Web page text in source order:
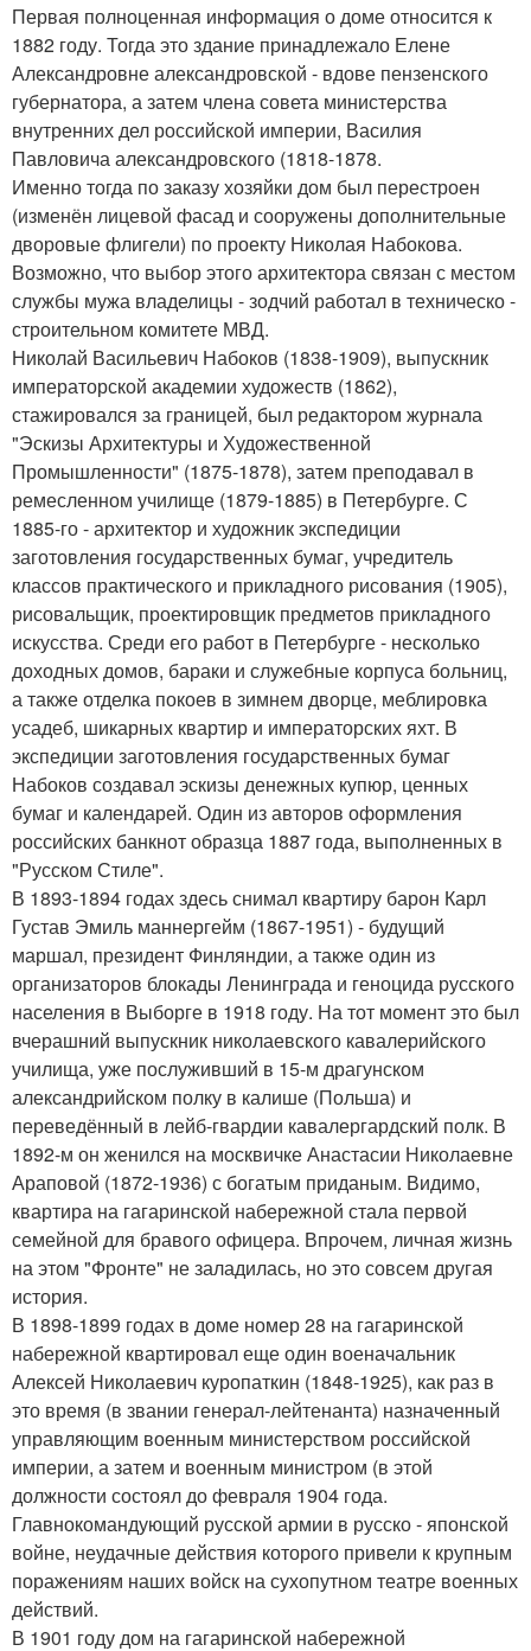
Первая полноценная информация о доме относится к
1882 году. Тогда это здание принадлежало Елене
Александровне александровской - вдове пензенского
губернатора, а затем члена совета министерства
внутренних дел российской империи, Василия
Павловича александровского (1818-1878.
Именно тогда по заказу хозяйки дом был перестроен
(изменён лицевой фасад и сооружены дополнительные
дворовые флигели) по проекту Николая Набокова.
Возможно, что выбор этого архитектора связан с местом
службы мужа владелицы - зодчий работал в техническо -
строительном комитете МВД.
Николай Васильевич Набоков (1838-1909), выпускник
императорской академии художеств (1862),
стажировался за границей, был редактором журнала
"Эскизы Архитектуры и Художественной
Промышленности" (1875-1878), затем преподавал в
ремесленном училище (1879-1885) в Петербурге. С
1885-го - архитектор и художник экспедиции
заготовления государственных бумаг, учредитель
классов практического и прикладного рисования (1905),
рисовальщик, проектировщик предметов прикладного
искусства. Среди его работ в Петербурге - несколько
доходных домов, бараки и служебные корпуса больниц,
а также отделка покоев в зимнем дворце, меблировка
усадеб, шикарных квартир и императорских яхт. В
экспедиции заготовления государственных бумаг
Набоков создавал эскизы денежных купюр, ценных
бумаг и календарей. Один из авторов оформления
российских банкнот образца 1887 года, выполненных в
"Русском Стиле".
В 1893-1894 годах здесь снимал квартиру барон Карл
Густав Эмиль маннергейм (1867-1951) - будущий
маршал, президент Финляндии, а также один из
организаторов блокады Ленинграда и геноцида русского
населения в Выборге в 1918 году. На тот момент это был
вчерашний выпускник николаевского кавалерийского
училища, уже послуживший в 15-м драгунском
александрийском полку в калише (Польша) и
переведённый в лейб-гвардии кавалергардский полк. В
1892-м он женился на москвичке Анастасии Николаевне
Араповой (1872-1936) с богатым приданым. Видимо,
квартира на гагаринской набережной стала первой
семейной для бравого офицера. Впрочем, личная жизнь
на этом "Фронте" не заладилась, но это совсем другая
история.
В 1898-1899 годах в доме номер 28 на гагаринской
набережной квартировал еще один военачальник
Алексей Николаевич куропаткин (1848-1925), как раз в
это время (в звании генерал-лейтенанта) назначенный
управляющим военным министерством российской
империи, а затем и военным министром (в этой
должности состоял до февраля 1904 года.
Главнокомандующий русской армии в русско - японской
войне, неудачные действия которого привели к крупным
поражениям наших войск на сухопутном театре военных
действий.
В 1901 году дом на гагаринской набережной